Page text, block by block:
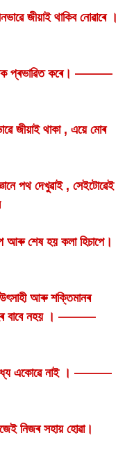
জীয়াই থাকিব নোৱাৰে ।
প্ৰভাৱিত কৰে। ———
জীয়াই থাকা , এয়ে মোৰ
পথ দেখুৱাই , সেইটোৱেই
আৰু শেষ হয় কলা হিচাপে।
আৰু শক্তিমানৰ
বাবে নহয় । ———
একোৱে নাই । ———
নিজৰ সহায় হোৱা।